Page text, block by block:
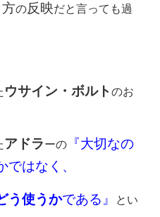
の反映だと言っても過
ウサイン・ボルトのお
アドラーの『大切なの
はなく、
う使うかである』
とい